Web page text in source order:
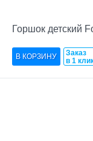
Горшок детский
Заказ
в 1